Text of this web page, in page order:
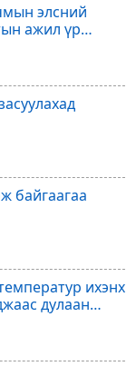
элсний
ажил үр
байгаагаа
ихэнх
дулаан